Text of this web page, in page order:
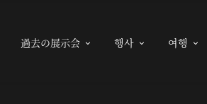
過去の展示会  행사  여행 